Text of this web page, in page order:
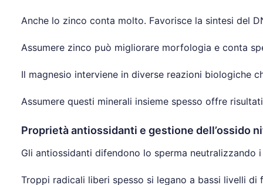
Anche lo zinco conta molto. Favorisce la sintesi del
Assumere zinco può migliorare morfologia e conta
Il magnesio interviene in diverse reazioni biologiche
Assumere questi minerali insieme spesso offre
Proprietà antiossidanti e gestione dell’ossido
Gli antiossidanti difendono lo sperma
Troppi radicali liberi spesso si legano a bassi livelli